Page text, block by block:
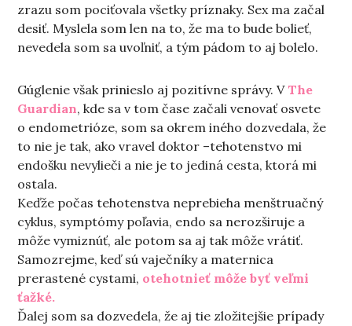
zrazu som pociťovala všetky príznaky. Sex ma začal
desiť. Myslela som len na to, že ma to bude bolieť,
nevedela som sa uvoľniť, a tým pádom to aj bolelo.
Gúglenie však prinieslo aj pozitívne správy. V The
Guardian, kde sa v tom čase začali venovať osvete
o endometrióze, som sa okrem iného dozvedala, že
to nie je tak, ako vravel doktor –tehotenstvo mi
endošku nevylieči a nie je to jediná cesta, ktorá mi
ostala.
Keďže počas tehotenstva neprebieha menštruačný
cyklus, symptómy poľavia, endo sa nerozširuje a
môže vymiznúť, ale potom sa aj tak môže vrátiť.
Samozrejme, keď sú vaječníky a maternica
prerastené cystami, otehotnieť môže byť veľmi
ťažké.
Ďalej som sa dozvedela, že aj tie zložitejšie prípady